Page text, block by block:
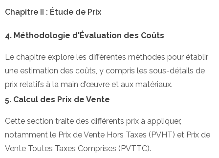
Chapitre II : Étude de Prix
4. Méthodologie d'Évaluation des Coûts
Le chapitre explore les différentes méthodes pour établir
une estimation des coûts, y compris les sous-détails de
prix relatifs à la main d'œuvre et aux matériaux.
5. Calcul des Prix de Vente
Cette section traite des différents prix à appliquer,
notamment le Prix de Vente Hors Taxes (PVHT) et Prix de
Vente Toutes Taxes Comprises (PVTTC).